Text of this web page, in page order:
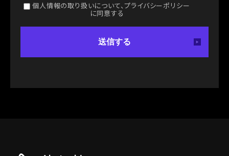
個人情報の取り扱いについて、プライバシーポリシー
に同意する